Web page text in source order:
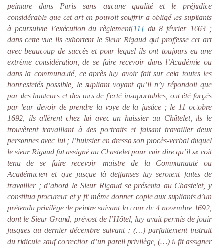
peinture dans Paris sans aucune qualité et le préjudice
considérable que cet art en pouvoit souffrir a obligé les supliants
à poursuivre l’exécution du règlement[11] du 8 février 1663 ;
dans cette vue ils exhortent le Sieur Rigaud qui proffesse cet art
avec beaucoup de succès et pour lequel ils ont toujours eu une
extrême considération, de se faire recevoir dans l’Académie ou
dans la communauté, ce après luy avoir fait sur cela toutes les
honnestetés possible, le supliant voyant qu’il n’y répondoit que
par des hauteurs et des airs de fierté insuportables, ont été forçés
par leur devoir de prendre la voye de la justice ; le 11 octobre
1692, ils allèrent chez lui avec un huissier au Châtelet, ils le
trouvèrent travaillant à des portraits et faisant travailler deux
personnes avec lui ; l’huissier en dressa son procès-verbal duquel
le sieur Rigaud fut assigné au Chastelet pour voir dire qu’il se voit
tenu de se faire recevoir maistre de la Communauté ou
Académicien et que jusque là deffanses luy seroient faites de
travailler ; d’abord le Sieur Rigaud se présenta au Chastelet, y
constitua procureur et y fit même donner copie aux supliants d’un
prétendu privilège de peintre suivant la cour du 4 novembre 1692,
dont le Sieur Grand, prévost de l’Hôtel, luy avait permis de jouir
jusques au dernier décembre suivant ; (…) parfaitement instruit
du ridicule sauf correction d’un pareil privilège, (…) il fit assigner